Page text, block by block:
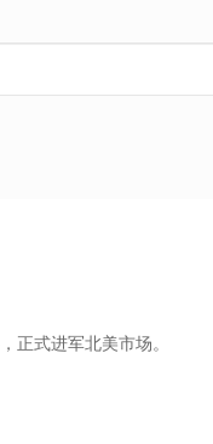
正式进军北美市场。